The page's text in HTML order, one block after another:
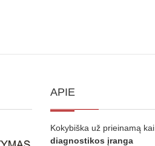
APIE
Kokybiška už prieinamą
diagnostikos įranga